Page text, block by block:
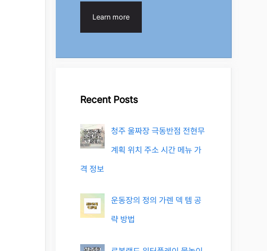
Learn more
Recent Posts
청주 울짜장 극동반점 전현무
계획 위치 주소 시간 메뉴 가
격 정보
운동장의 정의 가렌 덱 템 공
략 방법